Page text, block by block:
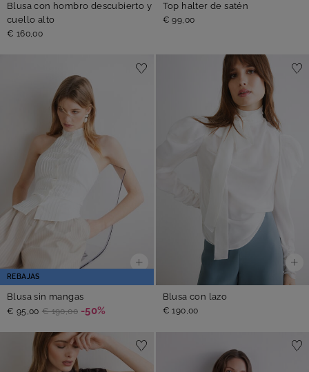
Blusa con hombro descubierto y
cuello alto
€ 160,00
Top halter de satén
€ 99,00
REBAJAS
Blusa sin mangas
€ 95,00 € 190,00 -50%
Blusa con lazo
€ 190,00